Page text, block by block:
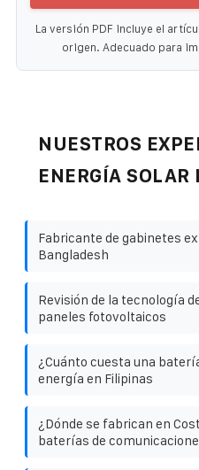
La versión PDF incluye el
origen. Adecuado para
NUESTROS
ENERGÍA
Fabricante de gabinetes
Bangladesh
Revisión de la tecnología
paneles fotovoltaicos
¿Cuánto cuesta una
energía en Filipinas
¿Dónde se fabrican en
baterías de